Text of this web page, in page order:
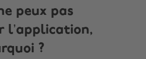
peux pas
l’application,
?